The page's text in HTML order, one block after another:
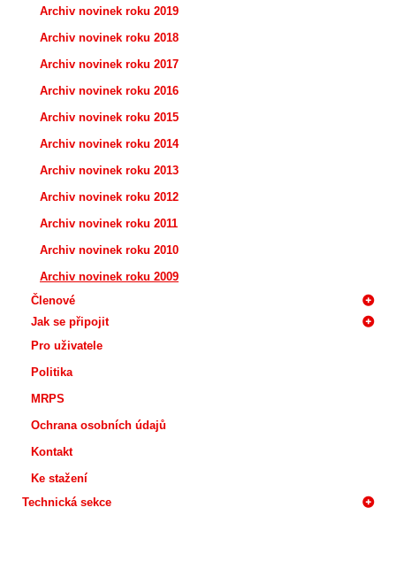
Archiv novinek roku 2019
Archiv novinek roku 2018
Archiv novinek roku 2017
Archiv novinek roku 2016
Archiv novinek roku 2015
Archiv novinek roku 2014
Archiv novinek roku 2013
Archiv novinek roku 2012
Archiv novinek roku 2011
Archiv novinek roku 2010
Archiv novinek roku 2009
Členové
Jak se připojit
Pro uživatele
Politika
MRPS
Ochrana osobních údajů
Kontakt
Ke stažení
Technická sekce